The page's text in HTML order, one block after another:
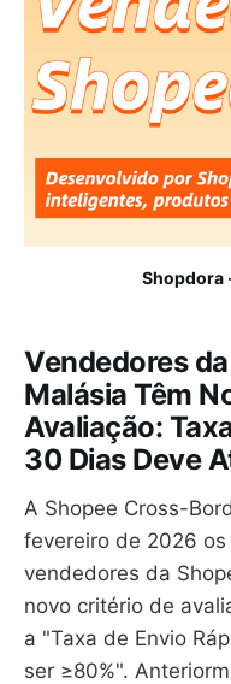
Shopdora
Vendedores
Malásia Têm
Avaliação:
30 Dias Deve
A Shopee Cross-
fevereiro de 2026
vendedores da
novo critério de
a "Taxa de Envio
ser ≥80%".